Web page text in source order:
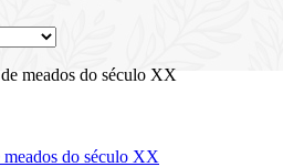
do século XX